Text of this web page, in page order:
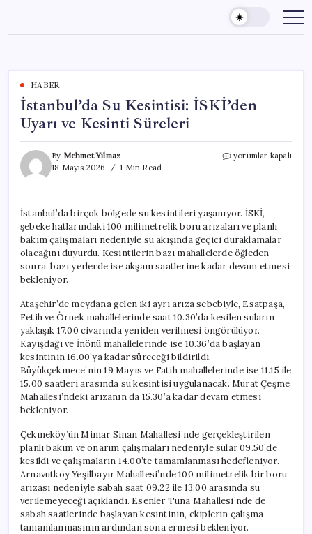
content
HABER
İstanbul’da Su Kesintisi: İSKİ’den
Uyarı ve Kesinti Süreleri
By Mehmet Yılmaz
18 Mayıs 2026
1 Min Read
İstanbul’da
ve
Kesinti
Süreleri
için
yorumlar kapalı
İstanbul’da birçok bölgede su kesintileri yaşanıyor. İSKİ,
şebeke hatlarındaki 100 milimetrelik boru arızaları ve planlı
bakım çalışmaları nedeniyle su akışında geçici duraklamalar
olacağını duyurdu. Kesintilerin bazı mahallelerde öğleden
sonra, bazı yerlerde ise akşam saatlerine kadar devam etmesi
bekleniyor.
Ataşehir’de meydana gelen iki ayrı arıza sebebiyle, Esatpaşa,
Fetih ve Örnek mahallelerinde saat 10.30’da kesilen suların
yaklaşık 17.00 civarında yeniden verilmesi öngörülüyor.
Kayışdağı ve İnönü mahallelerinde ise 10.36’da başlayan
kesintinin 16.00’ya kadar süreceği bildirildi.
Büyükçekmece’nin 19 Mayıs ve Fatih mahallelerinde ise 11.15 ile
15.00 saatleri arasında su kesintisi uygulanacak. Murat Çeşme
Mahallesi’ndeki arızanın da 15.30’a kadar devam etmesi
bekleniyor.
Çekmeköy’ün Mimar Sinan Mahallesi’nde gerçekleştirilen
planlı bakım ve onarım çalışmaları nedeniyle sular 09.50’de
kesildi ve çalışmaların 14.00’te tamamlanması hedefleniyor.
Arnavutköy Yeşilbayır Mahallesi’nde 100 milimetrelik bir boru
arızası nedeniyle sabah saat 09.22 ile 13.00 arasında su
verilemeyeceği açıklandı. Esenler Tuna Mahallesi’nde de
sabah saatlerinde başlayan kesintinin, ekiplerin çalışma
tamamlanmasının ardından sona ermesi bekleniyor.